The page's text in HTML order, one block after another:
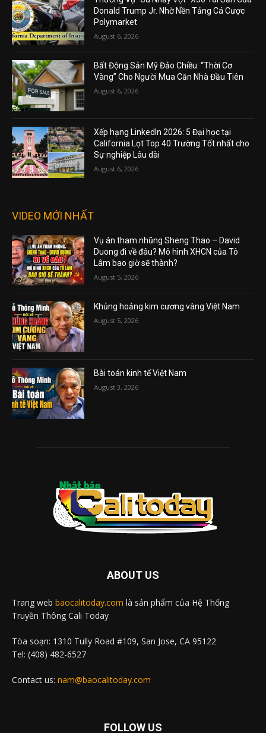
Donald Trump Jr. Nhờ Nền Tảng Cá Cược
Polymarket
August 6, 2026
Bất Động Sản Mỹ Đảo Chiều: “Thời Cơ
Vàng” Cho Người Mua Căn Nhà Đầu Tiên
August 6, 2026
Xếp hạng LinkedIn 2026: 5 Đại học tại
California Lọt Top 40 Trường Tốt nhất cho
Sự nghiệp Lâu dài
August 6, 2026
VIDEO MỚI NHẤT
Vụ án tham nhũng Sheng Thao – David
Duong đi về đâu? Mô hình XHCN của Tô
Lâm bao giờ sẽ thành?
August 5, 2026
Khủng hoảng kim cương vàng Việt Nam
August 5, 2026
Bài toán kinh tế Việt Nam
August 3, 2026
ABOUT US
Trang web baocalitoday.com là sản phẩm của Hệ Thống
Truyền Thông Cali Today
Tòa soạn: 1310 Tully Road #109, San Jose, CA 95122
Tel: (408) 482-6527
Contact us: nam@baocalitoday.com
FOLLOW US